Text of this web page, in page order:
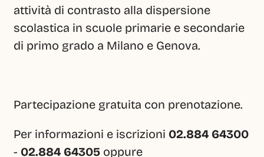
attività di contrasto alla dispersione
scolastica in scuole primarie e secondarie
di primo grado a Milano e Genova.
Partecipazione gratuita con prenotazione.
Per informazioni e iscrizioni 02.884 64300
- 02.884 64305